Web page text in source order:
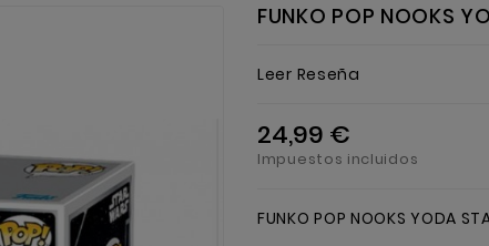
FUNKO POP NOOKS
Leer Reseña
24,99 €
Impuestos incluidos
FUNKO POP NOOKS YODA